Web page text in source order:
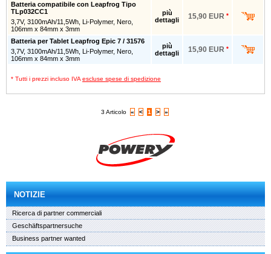
Batteria compatibile con Leapfrog Tipo
TLp032CC1
3,7V, 3100mAh/11,5Wh, Li-Polymer, Nero,
106mm x 84mm x 3mm
più
dettagli
15,90 EUR *
Batteria per Tablet Leapfrog Epic 7 / 31576
3,7V, 3100mAh/11,5Wh, Li-Polymer, Nero,
106mm x 84mm x 3mm
più
dettagli
15,90 EUR *
* Tutti i prezzi incluso IVA escluse spese di spedizione
3 Articolo « < 1 > »
NOTIZIE
Ricerca di partner commerciali
Geschäftspartnersuche
Business partner wanted